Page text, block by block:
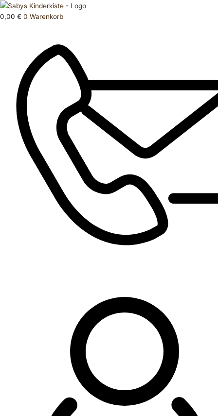
Zum
Inhalt
0,00 € 0 Warenkorb
Products
search
Oberteil
Mayonal